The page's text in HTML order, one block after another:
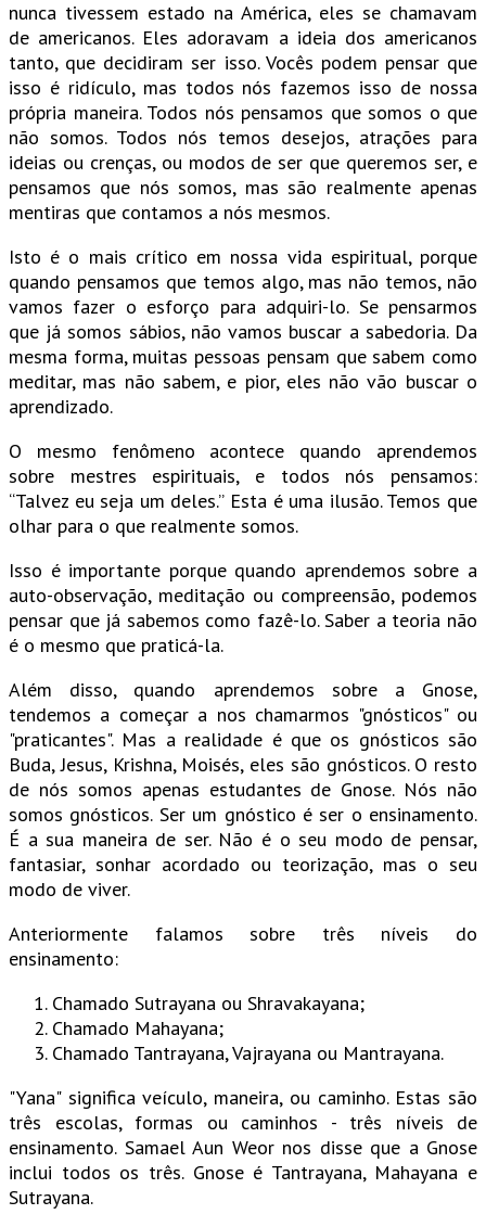
nunca tivessem estado na América, eles se chamavam
de americanos. Eles adoravam a ideia dos americanos
tanto, que decidiram ser isso. Vocês podem pensar que
isso é ridículo, mas todos nós fazemos isso de nossa
própria maneira. Todos nós pensamos que somos o que
não somos. Todos nós temos desejos, atrações para
ideias ou crenças, ou modos de ser que queremos ser, e
pensamos que nós somos, mas são realmente apenas
mentiras que contamos a nós mesmos.
Isto é o mais crítico em nossa vida espiritual, porque
quando pensamos que temos algo, mas não temos, não
vamos fazer o esforço para adquiri-lo. Se pensarmos
que já somos sábios, não vamos buscar a sabedoria. Da
mesma forma, muitas pessoas pensam que sabem como
meditar, mas não sabem, e pior, eles não vão buscar o
aprendizado.
O mesmo fenômeno acontece quando aprendemos
sobre mestres espirituais, e todos nós pensamos:
“Talvez eu seja um deles.” Esta é uma ilusão. Temos que
olhar para o que realmente somos.
Isso é importante porque quando aprendemos sobre a
auto-observação, meditação ou compreensão, podemos
pensar que já sabemos como fazê-lo. Saber a teoria não
é o mesmo que praticá-la.
Além disso, quando aprendemos sobre a Gnose,
tendemos a começar a nos chamarmos "gnósticos" ou
"praticantes". Mas a realidade é que os gnósticos são
Buda, Jesus, Krishna, Moisés, eles são gnósticos. O resto
de nós somos apenas estudantes de Gnose. Nós não
somos gnósticos. Ser um gnóstico é ser o ensinamento.
É a sua maneira de ser. Não é o seu modo de pensar,
fantasiar, sonhar acordado ou teorização, mas o seu
modo de viver.
Anteriormente falamos sobre três níveis do
ensinamento:
Chamado Sutrayana ou Shravakayana;
Chamado Mahayana;
Chamado Tantrayana, Vajrayana ou Mantrayana.
"Yana" significa veículo, maneira, ou caminho. Estas são
três escolas, formas ou caminhos - três níveis de
ensinamento. Samael Aun Weor nos disse que a Gnose
inclui todos os três. Gnose é Tantrayana, Mahayana e
Sutrayana.